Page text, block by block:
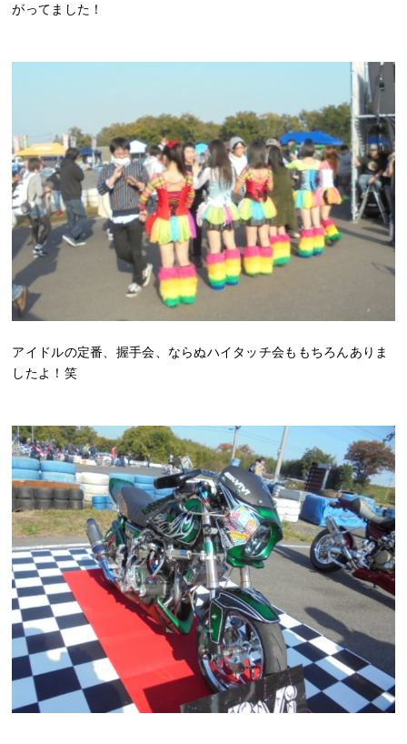
がってました！
アイドルの定番、握手会、ならぬハイタッチ会ももちろんありま
したよ！笑